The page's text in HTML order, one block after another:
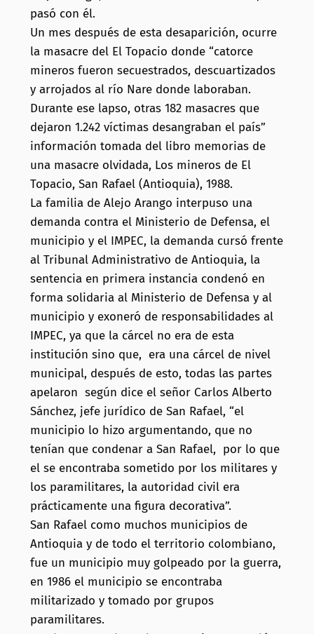
pasó con él.
Un mes después de esta desaparición, ocurre
la masacre del El Topacio donde “catorce
mineros fueron secuestrados, descuartizados
y arrojados al río Nare donde laboraban.
Durante ese lapso, otras 182 masacres que
dejaron 1.242 víctimas desangraban el país”
información tomada del libro memorias de
una masacre olvidada, Los mineros de El
Topacio, San Rafael (Antioquia), 1988.
La familia de Alejo Arango interpuso una
demanda contra el Ministerio de Defensa, el
municipio y el IMPEC, la demanda cursó frente
al Tribunal Administrativo de Antioquia, la
sentencia en primera instancia condenó en
forma solidaria al Ministerio de Defensa y al
municipio y exoneró de responsabilidades al
IMPEC, ya que la cárcel no era de esta
institución sino que, era una cárcel de nivel
municipal, después de esto, todas las partes
apelaron según dice el señor Carlos Alberto
Sánchez, jefe jurídico de San Rafael, “el
municipio lo hizo argumentando, que no
tenían que condenar a San Rafael, por lo que
el se encontraba sometido por los militares y
los paramilitares, la autoridad civil era
prácticamente una figura decorativa”.
San Rafael como muchos municipios de
Antioquia y de todo el territorio colombiano,
fue un municipio muy golpeado por la guerra,
en 1986 el municipio se encontraba
militarizado y tomado por grupos
paramilitares.